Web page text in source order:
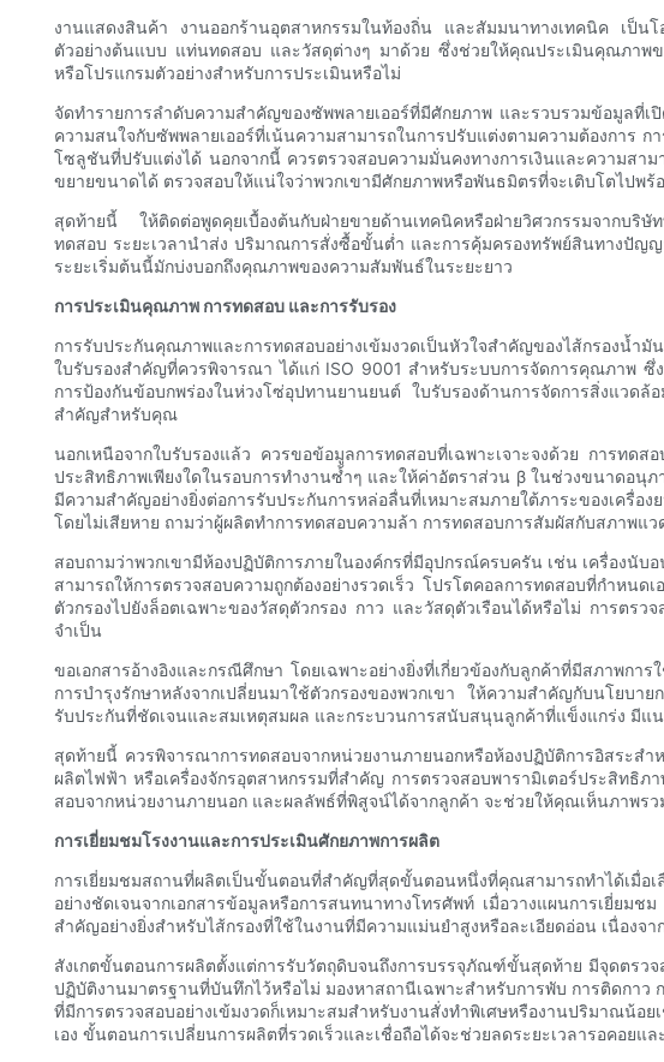
งานแสดงสินค้า งานออกร้านอุตสาหกรรมในท้องถิ่น และสัมมนาทางเทคนิค เป็น
ตัวอย่างต้นแบบ แท่นทดสอบ และวัสดุต่างๆ มาด้วย ซึ่งช่วยให้คุณประเมินคุณภาพข
หรือโปรแกรมตัวอย่างสำหรับการประเมินหรือไม่
จัดทำรายการลำดับความสำคัญของซัพพลายเออร์ที่มีศักยภาพ และรวบรวมข้อมูลที่
ความสนใจกับซัพพลายเออร์ที่เน้นความสามารถในการปรับแต่งตามความต้องกา
โซลูชันที่ปรับแต่งได้ นอกจากนี้ ควรตรวจสอบความมั่นคงทางการเงินและความสา
ขยายขนาดได้ ตรวจสอบให้แน่ใจว่าพวกเขามีศักยภาพหรือพันธมิตรที่จะเติบโตไปพ
สุดท้ายนี้ ให้ติดต่อพูดคุยเบื้องต้นกับฝ่ายขายด้านเทคนิคหรือฝ่ายวิศวกรรมจากบริ
ทดสอบ ระยะเวลานำส่ง ปริมาณการสั่งซื้อขั้นต่ำ และการคุ้มครองทรัพย์สินทางปัญ
ระยะเริ่มต้นนี้มักบ่งบอกถึงคุณภาพของความสัมพันธ์ในระยะยาว
การประเมินคุณภาพ การทดสอบ และการรับรอง
การรับประกันคุณภาพและการทดสอบอย่างเข้มงวดเป็นหัวใจสำคัญของไส้กรองน้ำมั
ใบรับรองสำคัญที่ควรพิจารณา ได้แก่ ISO 9001 สำหรับระบบการจัดการคุณภาพ ซึ่
การป้องกันข้อบกพร่องในห่วงโซ่อุปทานยานยนต์ ใบรับรองด้านการจัดการสิ่งแวด
สำคัญสำหรับคุณ
นอกเหนือจากใบรับรองแล้ว ควรขอข้อมูลการทดสอบที่เฉพาะเจาะจงด้วย การทด
ประสิทธิภาพเพียงใดในรอบการทำงานซ้ำๆ และให้ค่าอัตราส่วน β ในช่วงขนาดอนุ
มีความสำคัญอย่างยิ่งต่อการรับประกันการหล่อลื่นที่เหมาะสมภายใต้ภาระของเค
โดยไม่เสียหาย ถามว่าผู้ผลิตทำการทดสอบความล้า การทดสอบการสัมผัสกับสภาพ
สอบถามว่าพวกเขามีห้องปฏิบัติการภายในองค์กรที่มีอุปกรณ์ครบครัน เช่น เครื่องนั
สามารถให้การตรวจสอบความถูกต้องอย่างรวดเร็ว โปรโตคอลการทดสอบที่กำห
ตัวกรองไปยังล็อตเฉพาะของวัสดุตัวกรอง กาว และวัสดุตัวเรือนได้หรือไม่ การตรว
จำเป็น
ขอเอกสารอ้างอิงและกรณีศึกษา โดยเฉพาะอย่างยิ่งที่เกี่ยวข้องกับลูกค้าที่มีสภาพก
การบำรุงรักษาหลังจากเปลี่ยนมาใช้ตัวกรองของพวกเขา ให้ความสำคัญกับนโยบ
รับประกันที่ชัดเจนและสมเหตุสมผล และกระบวนการสนับสนุนลูกค้าที่แข็งแกร่ง มีแ
สุดท้ายนี้ ควรพิจารณาการทดสอบจากหน่วยงานภายนอกหรือห้องปฏิบัติการอิสระส
ผลิตไฟฟ้า หรือเครื่องจักรอุตสาหกรรมที่สำคัญ การตรวจสอบพารามิเตอร์ประสิทธิ
สอบจากหน่วยงานภายนอก และผลลัพธ์ที่พิสูจน์ได้จากลูกค้า จะช่วยให้คุณเห็นภาพร
การเยี่ยมชมโรงงานและการประเมินศักยภาพการผลิต
การเยี่ยมชมสถานที่ผลิตเป็นขั้นตอนที่สำคัญที่สุดขั้นตอนหนึ่งที่คุณสามารถทำได้เมื่อเ
อย่างชัดเจนจากเอกสารข้อมูลหรือการสนทนาทางโทรศัพท์ เมื่อวางแผนการเยี่ย
สำคัญอย่างยิ่งสำหรับไส้กรองที่ใช้ในงานที่มีความแม่นยำสูงหรือละเอียดอ่อน เนื่อง
สังเกตขั้นตอนการผลิตตั้งแต่การรับวัตถุดิบจนถึงการบรรจุภัณฑ์ขั้นสุดท้าย มีจุดตร
ปฏิบัติงานมาตรฐานที่บันทึกไว้หรือไม่ มองหาสถานีเฉพาะสำหรับการพับ การติดกา
ที่มีการตรวจสอบอย่างเข้มงวดก็เหมาะสมสำหรับงานสั่งทำพิเศษหรืองานปริมาณน้อ
เอง ขั้นตอนการเปลี่ยนการผลิตที่รวดเร็วและเชื่อถือได้จะช่วยลดระยะเวลารอคอยแ